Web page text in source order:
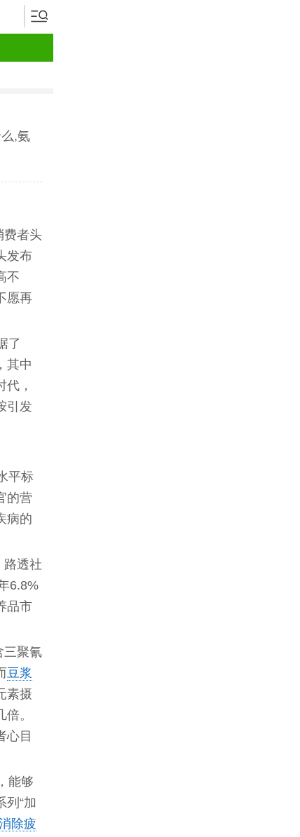
,氨
费者头
发布
不
愿再
了
其中
，
引发
平标
的营
病的
路透社
6.8%
品市
三聚氰
豆浆
素摄
。
心目
能够
列“加
除疲